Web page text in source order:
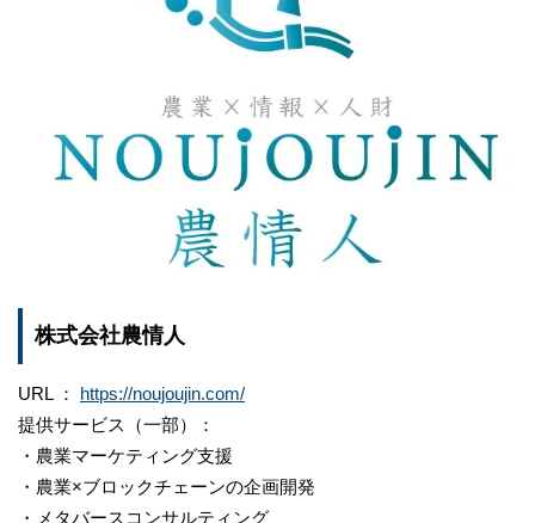
株式会社農情人
URL ： https://noujoujin.com/
提供サービス（一部）：
・農業マーケティング支援
・農業×ブロックチェーンの企画開発
・メタバースコンサルティング